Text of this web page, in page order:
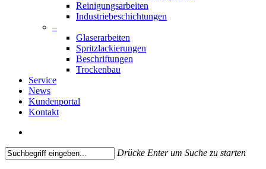
Reinigungsarbeiten
Industriebeschichtungen
–
Glaserarbeiten
Spritzlackierungen
Beschriftungen
Trockenbau
Service
News
Kundenportal
Kontakt
Drücke Enter um Suche zu starten